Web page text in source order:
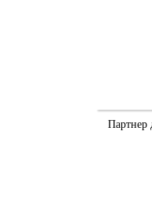
Партнер